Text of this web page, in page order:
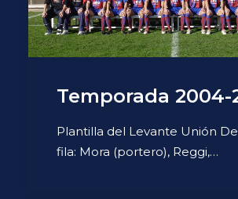
Search
Temporada 2004-
Plantilla del Levante Unión
fila: Mora (portero), Reggi,…